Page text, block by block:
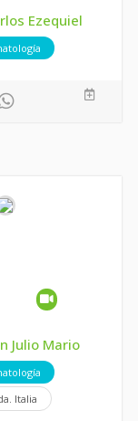
Ezequiel
Julio Mario
Italia